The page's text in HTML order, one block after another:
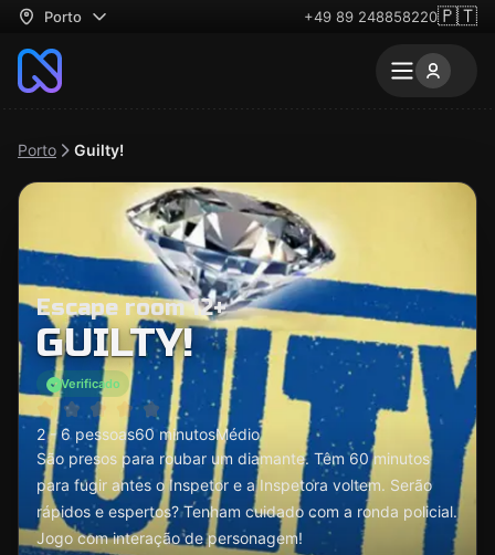
Porto +49 89 248858220🇵🇹
Porto Guilty!
Escape room 12+
GUILTY!
Verificado
2 - 6 pessoas60 minutosMédio
São presos para roubar um diamante. Têm 60 minutos
para fugir antes o Inspetor e a Inspetora voltem. Serão
rápidos e espertos? Tenham cuidado com a ronda policial.
Jogo com interação de personagem!